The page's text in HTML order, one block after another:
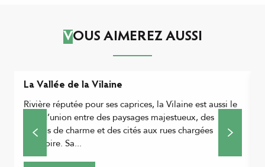
VOUS AIMEREZ AUSSI
La Vallée de la Vilaine
Rivière réputée pour ses caprices, la Vilaine est aussi le
trait d’union entre des paysages majestueux, des
bourgs de charme et des cités aux rues chargées
d’histoire. Sa...